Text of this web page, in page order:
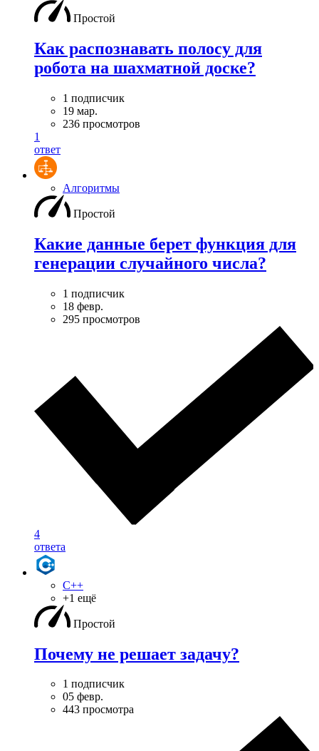
Простой
Как распознавать полосу для
робота на шахматной доске?
1 подписчик
19 мар.
236 просмотров
1
ответ
Алгоритмы
Простой
Какие данные берет функция для
генерации случайного числа?
1 подписчик
18 февр.
295 просмотров
4
ответа
C++
+1 ещё
Простой
Почему не решает задачу?
1 подписчик
05 февр.
443 просмотра